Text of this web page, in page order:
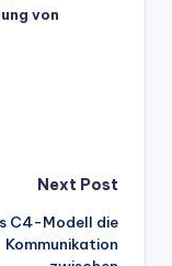
von
Next Post
C4-Modell die
Kommunikation